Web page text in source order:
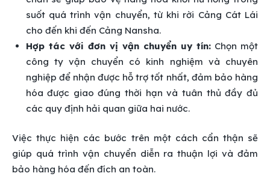
suốt quá trình vận chuyển, từ khi rời Cảng Cát Lái
cho đến khi đến Cảng Nansha.
Hợp tác với đơn vị vận chuyển uy tín:Chọn một
công ty vận chuyển có kinh nghiệm và chuyên
nghiệp để nhận được hỗ trợ tốt nhất, đảm bảo hàng
hóa được giao đúng thời hạn và tuân thủ đầy đủ
các quy định hải quan giữa hai nước.
Việc thực hiện các bước trên một cách cẩn thận sẽ
giúp quá trình vận chuyển diễn ra thuận lợi và đảm
bảo hàng hóa đến đích an toàn.